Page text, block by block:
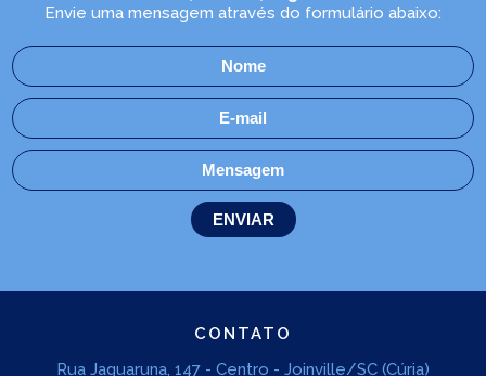
Envie uma mensagem através do formulário abaixo:
CONTATO
Rua Jaguaruna, 147 - Centro - Joinville/SC (Cúria)